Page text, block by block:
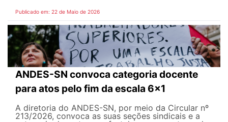
Publicado em: 22 de Maio de 2026
ANDES-SN convoca categoria docente
para atos pelo fim da escala 6x1
A diretoria do ANDES-SN, por meio da Circular nº
213/2026, convoca as suas seções sindicais e a